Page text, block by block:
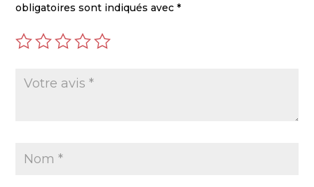
obligatoires sont indiqués avec*